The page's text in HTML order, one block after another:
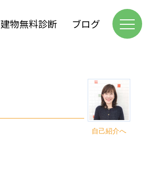
建物無料診断 ブログ
自己紹介へ